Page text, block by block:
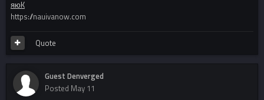
яюK
https://nauivanow.com
Quote
Guest Denverged
Posted May 11